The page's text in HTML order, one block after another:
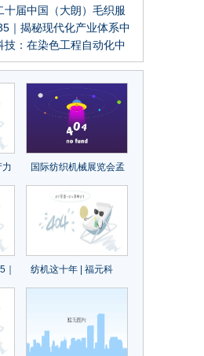
届中国（大朗）毛织服
｜揭秘现代化产业体系中
：在染色工程自动化中
力
国际纺织机械展览会孟
加拉国观众组织推介会
再获关注
纺机这十年 | 福元科
技：在染色工程自动化